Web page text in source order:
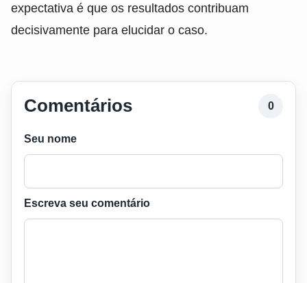
expectativa é que os resultados contribuam
decisivamente para elucidar o caso.
Comentários 0
Seu nome
Escreva seu comentário